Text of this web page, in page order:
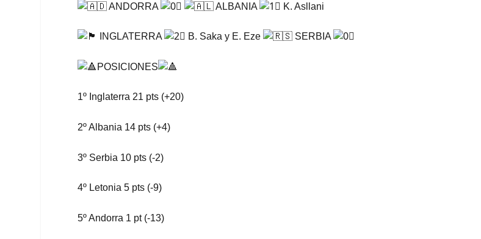
ANDORRA ALBANIA K. Asllani
INGLATERRA B. Saka y E. Eze SERBIA
POSICIONES
1º Inglaterra 21 pts (+20)
2º Albania 14 pts (+4)
3º Serbia 10 pts (-2)
4º Letonia 5 pts (-9)
5º Andorra 1 pt (-13)